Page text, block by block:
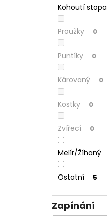
Kohoutí stopa
Proužky 0
Puntíky 0
Károvaný 0
Kostky 0
Zvířecí 0
Melír/Žíhaný
Ostatní 5
Zapínání